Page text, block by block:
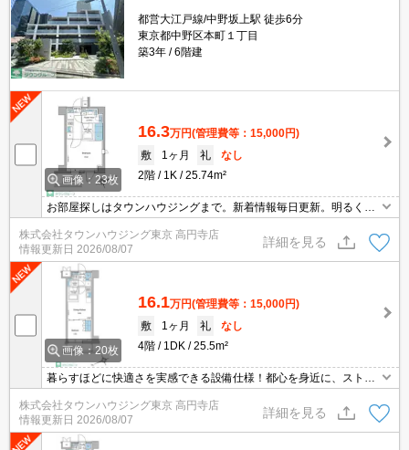
都営大江戸線/中野坂上駅 徒歩6分
東京都中野区本町１丁目
築3年
6階建
画像：23枚
16.3万円(管理費等：15,000円)
敷
1ヶ月 礼
なし
2階
1K 25.74m²
お部屋探しはタウンハウジングまで。新着情報毎日更新。明るく元
気なスタッフがお待ちしております。
株式会社タウンハウジング東京 高円寺店
情報更新日 2026/08/07
詳細を見る
画像：20枚
16.1万円(管理費等：15,000円)
敷
1ヶ月 礼
なし
4階
1DK 25.5m²
暮らすほどに快適さを実感できる設備仕様！都心を身近に、ストレ
スフリーな暮らしを楽しむ！住むほどに愛着が深まる暮らしやすい
街！！
株式会社タウンハウジング東京 高円寺店
情報更新日 2026/08/07
詳細を見る